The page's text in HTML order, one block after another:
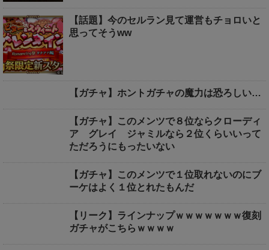
【話題】今のセルラン見て運営もチョロいと
思ってそうww
【ガチャ】ホントガチャの魔力は恐ろしい…
【ガチャ】このメンツで８位ならクローディ
ア グレイ ジャミルなら２位くらいいって
ただろうにもったいない
【ガチャ】このメンツで１位取れないのにブ
ーケはよく１位とれたもんだ
【リーク】ラインナップｗｗｗｗｗｗｗ復刻
ガチャがこちらｗｗｗｗ